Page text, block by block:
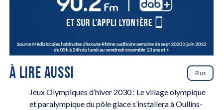
À LIRE AUSSI Plus
Jeux Olympiques d’hiver 2030 : Le village olympique
et paralympique du pôle glace s’installera à Oullins-